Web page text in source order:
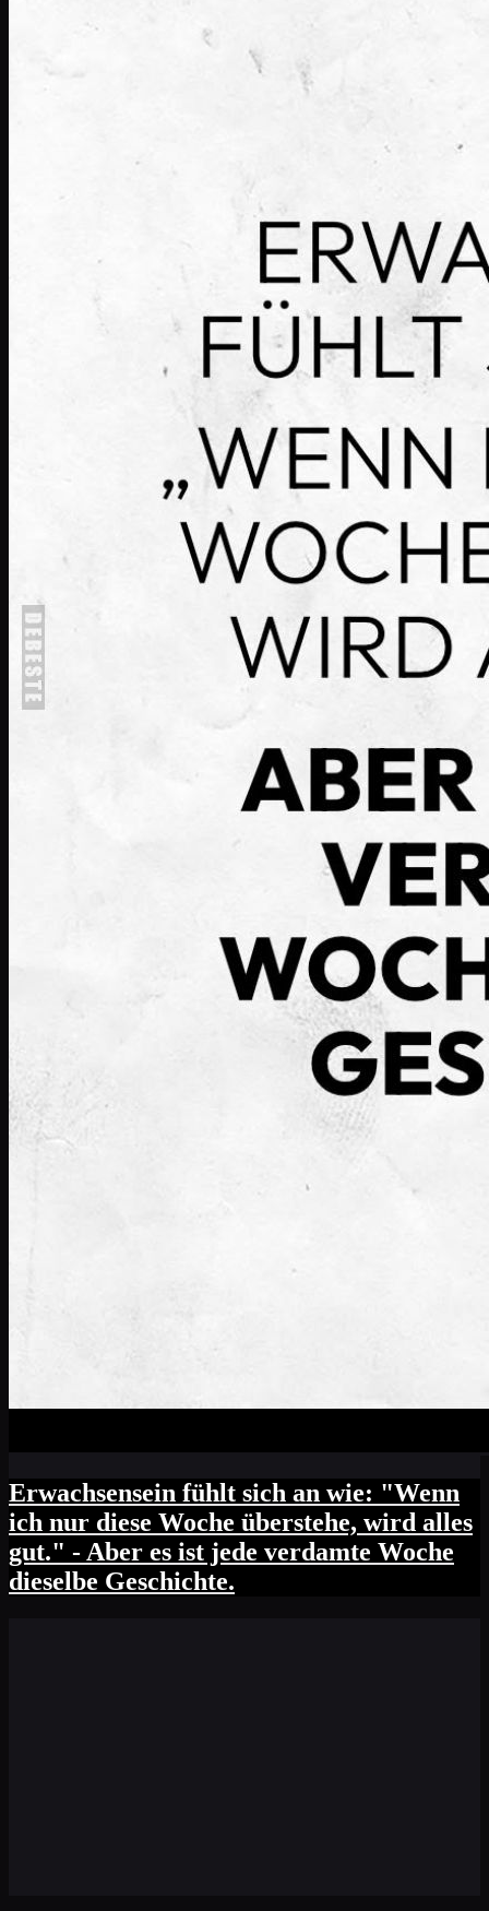
Erwachsensein fühlt sich an wie: "Wenn
ich nur diese Woche überstehe, wird alles
gut." - Aber es ist jede verdamte Woche
dieselbe Geschichte.